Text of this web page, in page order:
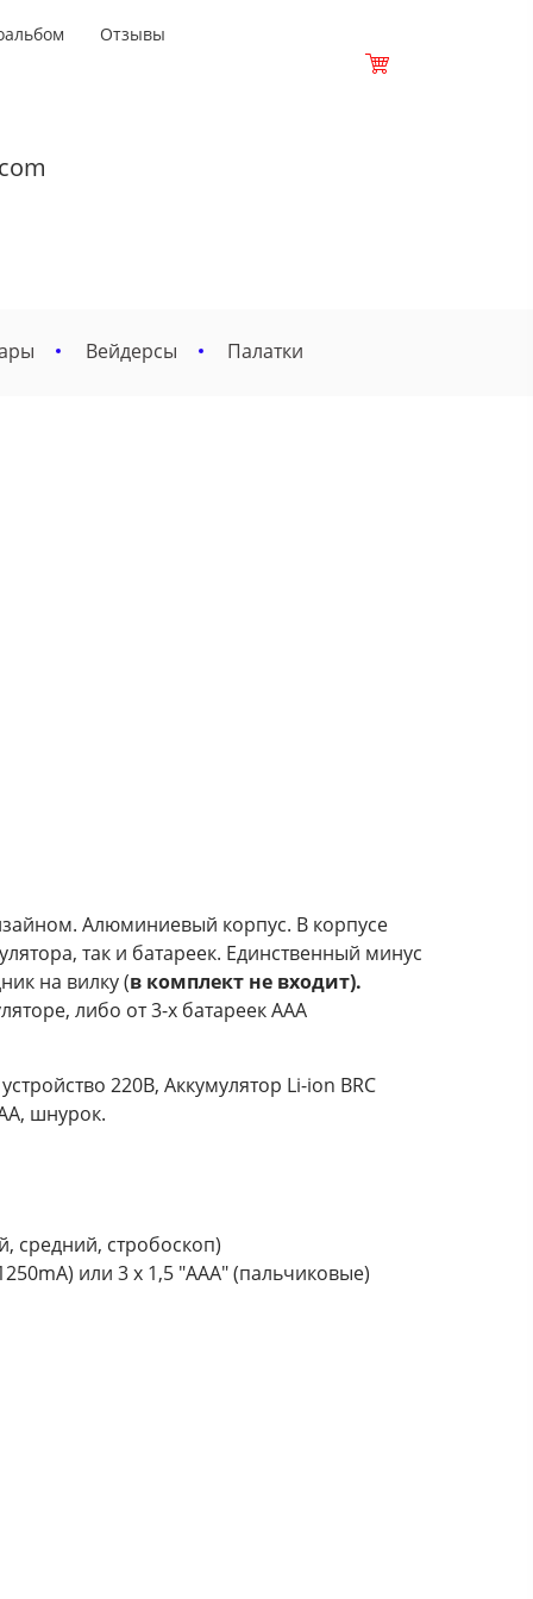
Отзывы
Вейдерсы Палатки
Алюминиевый корпус. В корпусе
так и батареек. Единственный минус
на вилку (в комплект не входит).
либо от 3-х батареек ААА
220В, Аккумулятор Li-ion BRC
шнурок.
средний, стробоскоп)
или 3 х 1,5 "ААА" (пальчиковые)